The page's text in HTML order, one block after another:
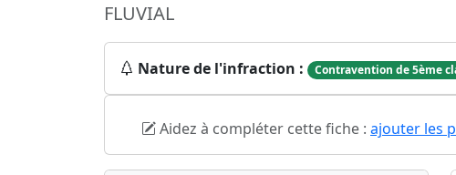
FLUVIAL
Nature de l'infraction : Contravention de 5ème
Aidez à compléter cette fiche : ajouter les